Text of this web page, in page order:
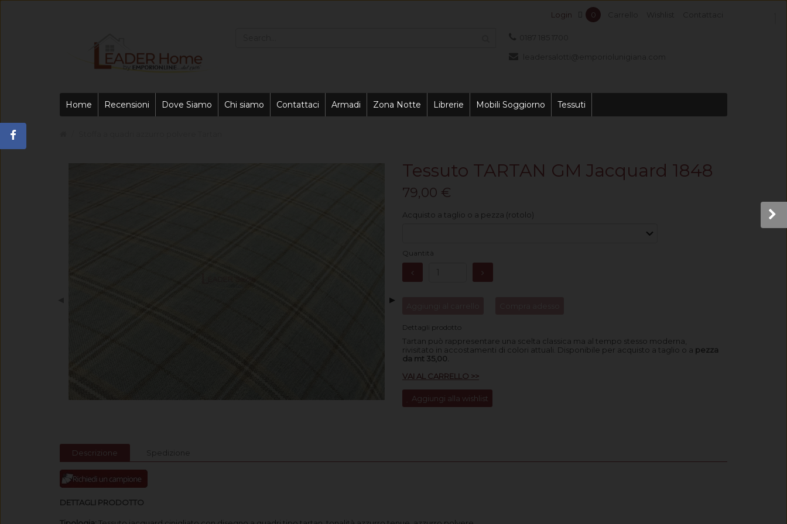
Login 0
Home Recensioni Dove Siamo Chi siamo Contattaci Armadi Zona Notte Librerie Mobili Soggiorno Tessuti
▶
Tessuto TARTAN GM Jacquard 1848
79,00 €
Acquisto a taglio o a pezza (rotolo)
Quantità
Dettagli prodotto
Tartan può rappresentare una scelta classica ma al tempo stesso moderna,
rivisitato in accostamenti di colori attuali. Disponibile per acquisto a taglio o a pezza
da mt 35,00.
VAI AL CARRELLO >>
Aggiungi alla wishlist
Descrizione Spedizione
DETTAGLI PRODOTTO